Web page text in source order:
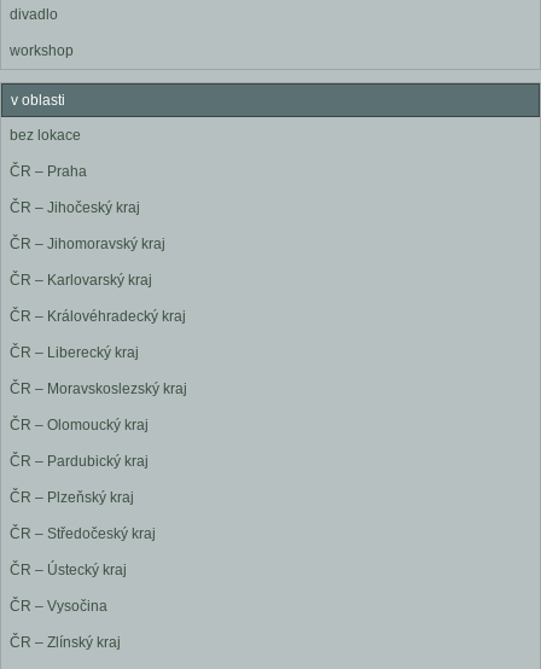
divadlo
workshop
v oblasti
bez lokace
ČR – Praha
ČR – Jihočeský kraj
ČR – Jihomoravský kraj
ČR – Karlovarský kraj
ČR – Královéhradecký kraj
ČR – Liberecký kraj
ČR – Moravskoslezský kraj
ČR – Olomoucký kraj
ČR – Pardubický kraj
ČR – Plzeňský kraj
ČR – Středočeský kraj
ČR – Ústecký kraj
ČR – Vysočina
ČR – Zlínský kraj